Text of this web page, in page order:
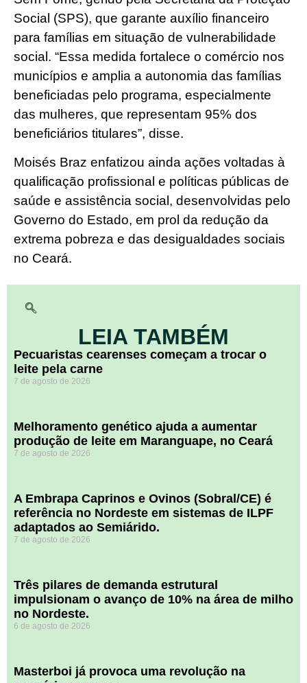
Social (SPS), que garante auxílio financeiro
para famílias em situação de vulnerabilidade
social. “Essa medida fortalece o comércio nos
municípios e amplia a autonomia das famílias
beneficiadas pelo programa, especialmente
das mulheres, que representam 95% dos
beneficiários titulares”, disse.
Moisés Braz enfatizou ainda ações voltadas à
qualificação profissional e políticas públicas de
saúde e assistência social, desenvolvidas pelo
Governo do Estado, em prol da redução da
extrema pobreza e das desigualdades sociais
no Ceará.
LEIA TAMBÉM
Pecuaristas cearenses começam a trocar o
leite pela carne
7 de agosto de 2026
Melhoramento genético ajuda a aumentar
produção de leite em Maranguape, no Ceará
7 de agosto de 2026
A Embrapa Caprinos e Ovinos (Sobral/CE) é
referência no Nordeste em sistemas de ILPF
adaptados ao Semiárido.
7 de agosto de 2026
​Três pilares de demanda estrutural
impulsionam o avanço de 10% na área de milho
no Nordeste.
6 de agosto de 2026
Masterboi já provoca uma revolução na